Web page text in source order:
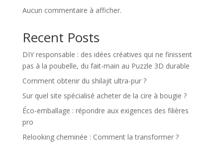
Aucun commentaire à afficher.
Recent Posts
DIY responsable : des idées créatives qui ne finissent
pas à la poubelle, du fait-main au Puzzle 3D durable
Comment obtenir du shilajit ultra-pur ?
Sur quel site spécialisé acheter de la cire à bougie ?
Éco-emballage : répondre aux exigences des filières
pro
Relooking cheminée : Comment la transformer ?